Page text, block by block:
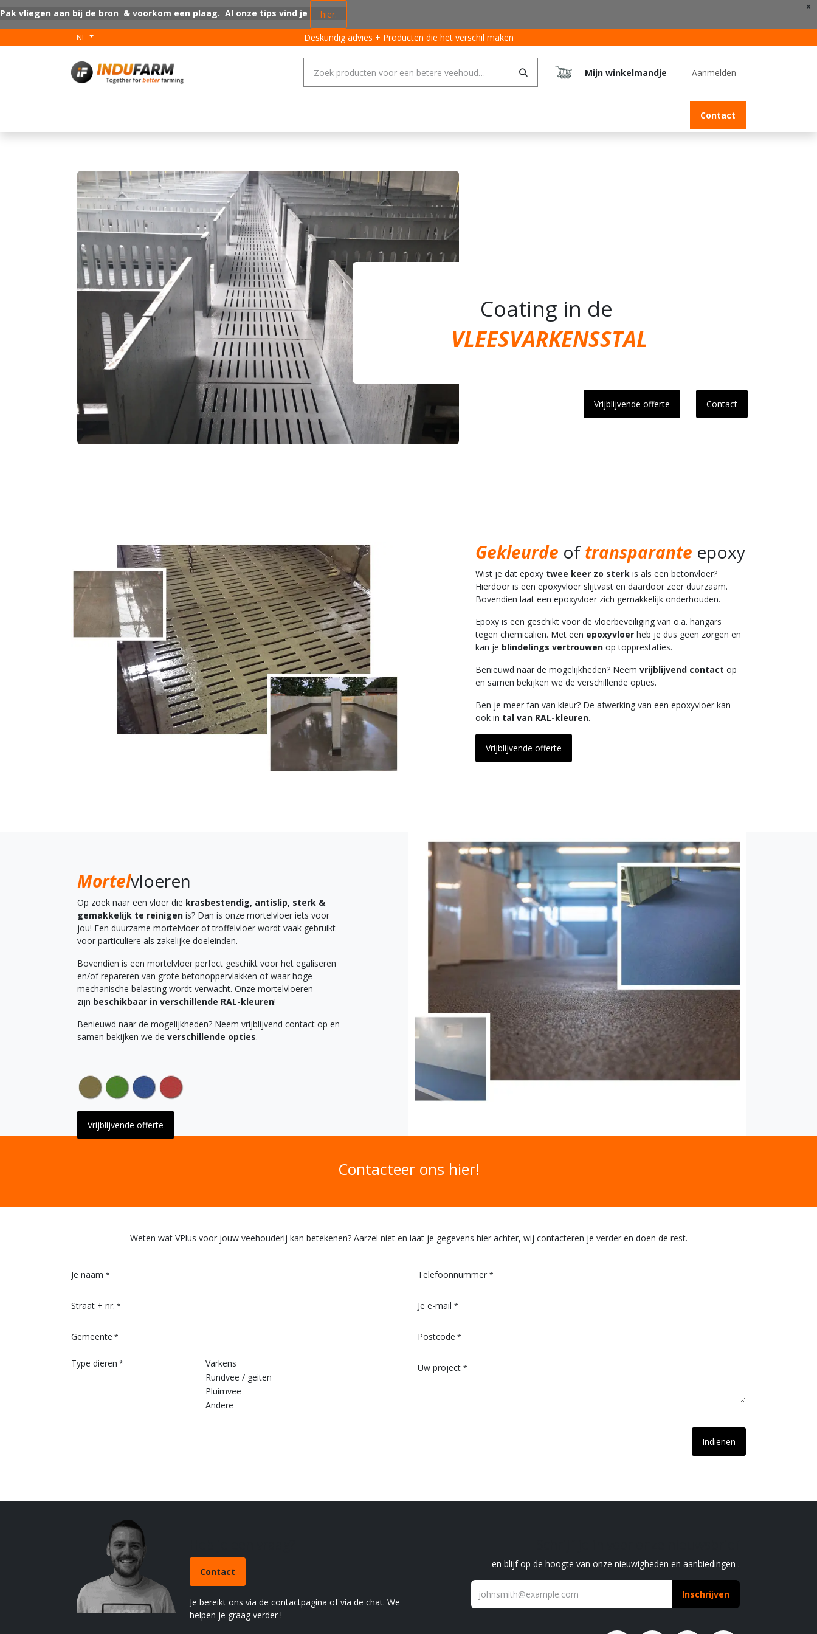
×
Pak vliegen aan bij de bron & voorkom een plaag. Al onze tips vind je hier.
NL Deskundig advies + Producten die het verschil maken
Mijn winkelmandje Aanmelden
Contact
Coating in de
VLEESVARKENSSTAL
Contact
Vrijblijvende offerte
Gekleurde oftransparante epoxy
Wist je dat epoxy twee keer zo sterk is als een betonvloer?
Hierdoor is een epoxyvloer slijtvast en daardoor zeer duurzaam.
Bovendien laat een epoxyvloer zich gemakkelijk onderhouden.
Epoxy is een geschikt voor de vloerbeveiliging van o.a. hangars
tegen chemicaliën. Met een epoxyvloer heb je dus geen zorgen en
kan je blindelings vertrouwen op topprestaties.
Benieuwd naar de mogelijkheden? Neem vrijblijvend contact op
en samen bekijken we de verschillende opties.
Ben je meer fan van kleur? De afwerking van een epoxyvloer kan
ook in tal van RAL-kleuren.
Vrijblijvende offerte
Mortelvloeren
Op zoek naar een vloer die krasbestendig, antislip, sterk &
gemakkelijk te reinigen is? Dan is onze mortelvloer iets voor
jou! Een duurzame mortelvloer of troffelvloer wordt vaak gebruikt
voor particuliere als zakelijke doeleinden.
Bovendien is een mortelvloer perfect geschikt voor het egaliseren
en/of repareren van grote betonoppervlakken of waar hoge
mechanische belasting wordt verwacht. Onze mortelvloeren
zijn beschikbaar in verschillende RAL-kleuren!
Benieuwd naar de mogelijkheden? Neem vrijblijvend contact op en
samen bekijken we de verschillende opties.
Vrijblijvende offerte
Contacteer ons hier!
Weten wat VPlus voor jouw veehouderij kan betekenen? Aarzel niet en laat je gegevens hier achter, wij contacteren je verder en doen de rest.
Je naam * Telefoonnummer *
Straat + nr. * Je e-mail *
Gemeente * Postcode *
Type dieren *
Varkens
Rundvee / geiten
Pluimvee
Andere
Uw project *
Indienen
en blijf op de hoogte van onze nieuwigheden en aanbiedingen .
Inschrijven
Contact
Je bereikt ons via de contactpagina of via de chat. We
helpen je graag verder !